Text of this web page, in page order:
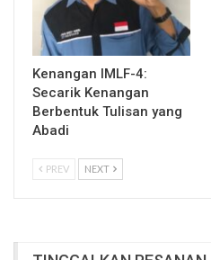
Kenangan IMLF-4:
Secarik Kenangan
Berbentuk Tulisan yang
Abadi
PREV NEXT